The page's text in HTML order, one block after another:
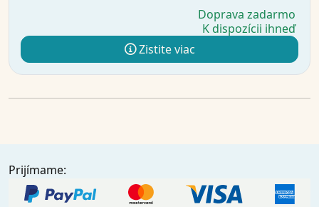
Doprava zadarmo
K dispozícii ihneď
Zistite viac
Prijímame: